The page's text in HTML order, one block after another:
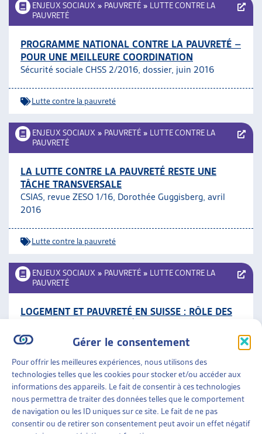
Gérer le consentement
Pour offrir les meilleures expériences, nous utilisons des
technologies telles que les cookies pour stocker et/ou accéder aux
informations des appareils. Le fait de consentir à ces technologies
nous permettra de traiter des données telles que le comportement
de navigation ou les ID uniques sur ce site. Le fait de ne pas
consentir ou de retirer son consentement peut avoir un effet négatif
ENJEUX SOCIAUX » PAUVRETÉ » LUTTE CONTRE LA
PAUVRETÉ
PROGRAMME NATIONAL CONTRE LA PAUVRETÉ –
POUR UNE MEILLEURE COORDINATION
Sécurité sociale CHSS 2/2016, dossier, juin 2016
Lutte contre la pauvreté
ENJEUX SOCIAUX » PAUVRETÉ » LUTTE CONTRE LA
PAUVRETÉ
LA LUTTE CONTRE LA PAUVRETÉ RESTE UNE
TÂCHE TRANSVERSALE
CSIAS, revue ZESO 1/16, Dorothée Guggisberg, avril
2016
Lutte contre la pauvreté
ENJEUX SOCIAUX » PAUVRETÉ » LUTTE CONTRE LA
PAUVRETÉ
LOGEMENT ET PAUVRETÉ EN SUISSE : RÔLE DES
OFAS, étude en allemand (résumé en français), mars
Lutte contre la pauvreté
ENJEUX SOCIAUX»PAUVRETÉ»LUTTE CONTRE LA
PAUVRETÉ